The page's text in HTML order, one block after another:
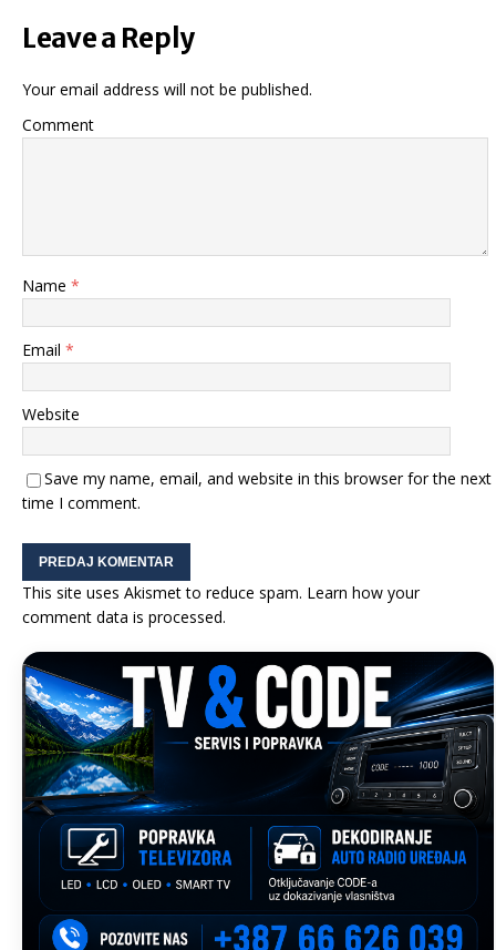
Leave a Reply
Your email address will not be published.
Comment
Name *
Email *
Website
Save my name, email, and website in this browser for the next
time I comment.
This site uses Akismet to reduce spam. Learn how your
comment data is processed.